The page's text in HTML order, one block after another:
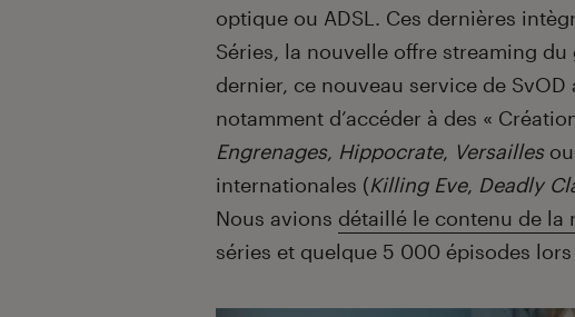
optique ou ADSL. Ces dernières
Séries, la nouvelle offre streaming du
dernier, ce nouveau service de
notamment d’accéder à des «
Engrenages, Hippocrate, Versaillesou
internationales (Killing Eve, Deadly
Nous avions détaillé le contenu de la
séries et quelque 5 000 épisodes